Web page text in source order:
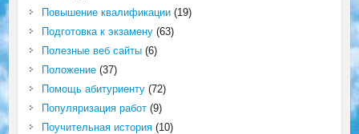
Повышение квалификации(19)
Подготовка к экзамену(63)
Полезные веб сайты(6)
Положение(37)
Помощь абитуриенту(72)
Популяризация работ(9)
Поучительная история(10)